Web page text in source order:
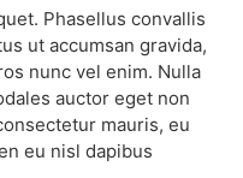
Phasellus convallis
ut accumsan gravida,
nunc vel enim. Nulla
auctor eget non
mauris, eu
eu nisl dapibus